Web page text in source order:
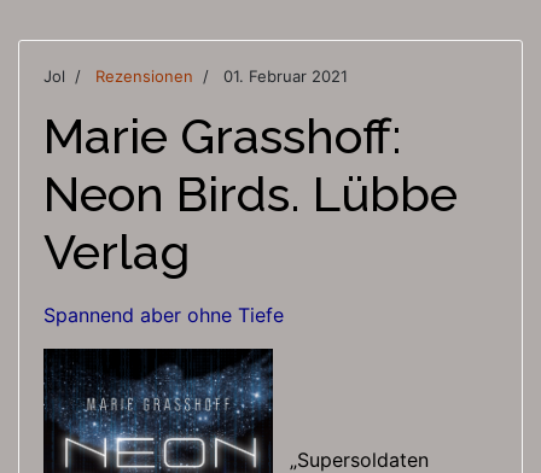
Jol Rezensionen 01. Februar 2021
Marie Grasshoff:
Neon Birds. Lübbe
Verlag
Spannend aber ohne Tiefe
„Supersoldaten